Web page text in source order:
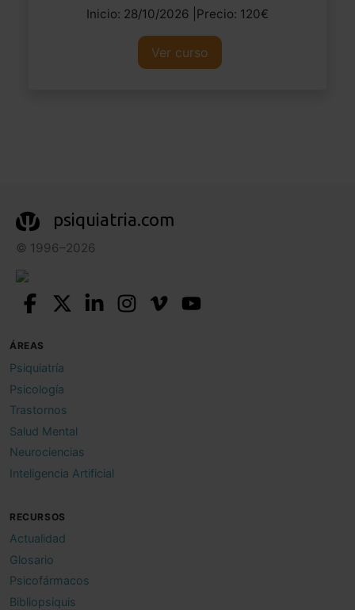
Inicio: 28/10/2026 |Precio: 120€
Ver curso
psiquiatria.com
© 1996–2026
ÁREAS
Psiquiatría
Psicología
Trastornos
Salud Mental
Neurociencias
Inteligencia Artificial
RECURSOS
Actualidad
Glosario
Psicofármacos
Bibliopsiquis